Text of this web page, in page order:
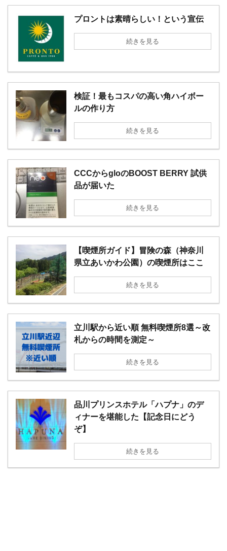
プロントは素晴らしい！という宣伝
続きを見る
検証！最もコスパの高い角ハイボー
ルの作り方
続きを見る
CCCからgloのBOOST BERRY 試供
品が届いた
続きを見る
【喫煙所ガイド】冒険の森（神奈川
県立あいかわ公園）の喫煙所はここ
続きを見る
立川駅から近い順 無料喫煙所8選～改
札からの時間を測定～
続きを見る
品川プリンスホテル「ハプナ」のデ
ィナーを堪能した【記念日にどう
ぞ】
続きを見る